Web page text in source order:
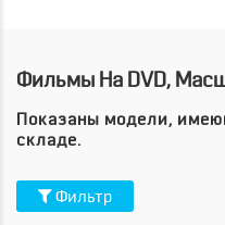
Фильмы На DVD,
Показаны модели,
складе.
Фильтр